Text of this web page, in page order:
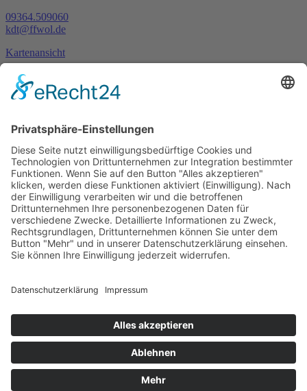
09364.509060
kdt@ffwol.de
Kartenansicht
Im Notfall
Kontakt
Goldstraße 41
97274 Leinach
09364.8080-20
info@ff-oberleinach.de
Kontakt
Login
Mobile Menu Toggle
Startseite
Aktive Wehr